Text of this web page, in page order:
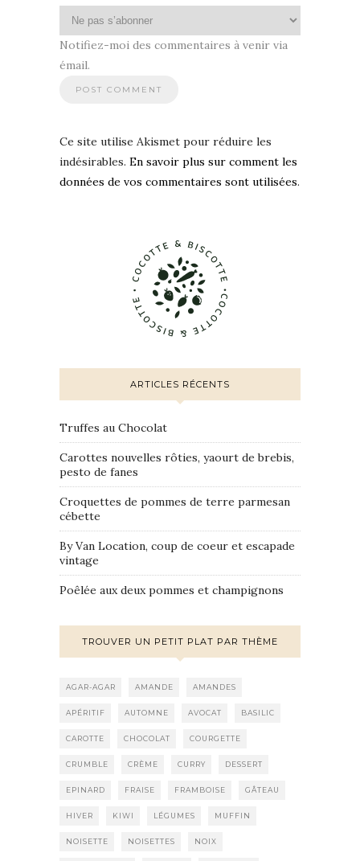
Notifiez-moi des commentaires à venir via
émail.
Ce site utilise Akismet pour réduire les
indésirables. En savoir plus sur comment les
données de vos commentaires sont utilisées.
ARTICLES RÉCENTS
Truffes au Chocolat
Carottes nouvelles rôties, yaourt de brebis,
pesto de fanes
Croquettes de pommes de terre parmesan
cébette
By Van Location, coup de coeur et escapade
vintage
Poêlée aux deux pommes et champignons
TROUVER UN PETIT PLAT PAR THÈME
AGAR-AGAR AMANDE AMANDES
APÉRITIF AUTOMNE AVOCAT BASILIC
CAROTTE CHOCOLAT COURGETTE
CRUMBLE CRÈME CURRY DESSERT
EPINARD FRAISE FRAMBOISE GÂTEAU
HIVER KIWI LÉGUMES MUFFIN
NOISETTE NOISETTES NOIX